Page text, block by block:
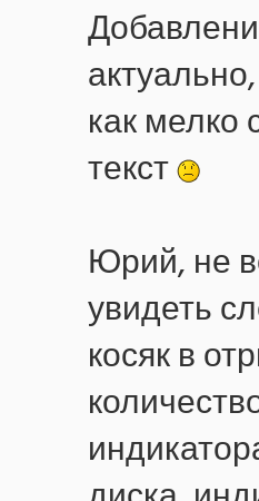
как мелко
текст
Юрий, не
увидеть
косяк в